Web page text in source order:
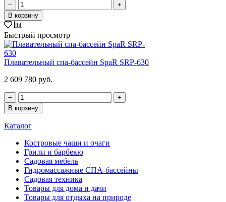
−
+
В корзину
Быстрый просмотр
Плавательный спа-бассейн SpaR SRP-630
2 609 780 руб.
−
+
В корзину
Каталог
Костровые чаши и очаги
Грили и барбекю
Садовая мебель
Гидромассажные СПА-бассейны
Садовая техника
Товары для дома и дачи
Товары для отдыха на природе